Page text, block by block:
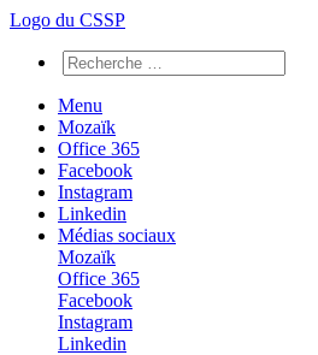
Logo du CSSP
Menu
Mozaïk
Office 365
Facebook
Instagram
Linkedin
Médias sociaux
Mozaïk
Office 365
Facebook
Instagram
Linkedin